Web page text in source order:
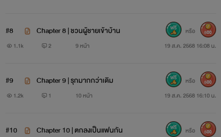
#8 Chapter 8 | ชวนผู้ชายเข้าบ้าน
1.1k 2 9 หน้า 19 ส.ค. 2568 16:08 น.
หรือ 500
#9 Chapter 9 | รุกมากกว่าเดิม
1.2k 1 10 หน้า 19 ส.ค. 2568 16:10 น.
หรือ 500
#10 Chapter 10 | ตกลงเป็นแฟนกัน หรือ 500